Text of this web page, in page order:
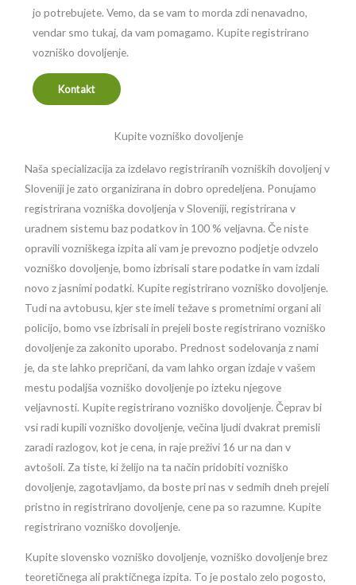
jo potrebujete. Vemo, da se vam to morda zdi nenavadno,
vendar smo tukaj, da vam pomagamo. Kupite registrirano
vozniško dovoljenje.
Kontakt
Kupite vozniško dovoljenje
Naša specializacija za izdelavo registriranih vozniških dovoljenj v
Sloveniji je zato organizirana in dobro opredeljena. Ponujamo
registrirana vozniška dovoljenja v Sloveniji, registrirana v
uradnem sistemu baz podatkov in 100 % veljavna. Če niste
opravili vozniškega izpita ali vam je prevozno podjetje odvzelo
vozniško dovoljenje, bomo izbrisali stare podatke in vam izdali
novo z jasnimi podatki. Kupite registrirano vozniško dovoljenje.
Tudi na avtobusu, kjer ste imeli težave s prometnimi organi ali
policijo, bomo vse izbrisali in prejeli boste registrirano vozniško
dovoljenje za zakonito uporabo. Prednost sodelovanja z nami
je, da ste lahko prepričani, da vam lahko organ izdaje v vašem
mestu podaljša vozniško dovoljenje po izteku njegove
veljavnosti. Kupite registrirano vozniško dovoljenje. Čeprav bi
vsi radi kupili vozniško dovoljenje, večina ljudi dvakrat premisli
zaradi razlogov, kot je cena, in raje preživi 16 ur na dan v
avtošoli. Za tiste, ki želijo na ta način pridobiti vozniško
dovoljenje, zagotavljamo, da boste pri nas v sedmih dneh prejeli
pristno in registrirano dovoljenje, cene pa so razumne. Kupite
registrirano vozniško dovoljenje.
Kupite slovensko vozniško dovoljenje, vozniško dovoljenje brez
teoretičnega ali praktičnega izpita. To je postalo zelo pogosto,